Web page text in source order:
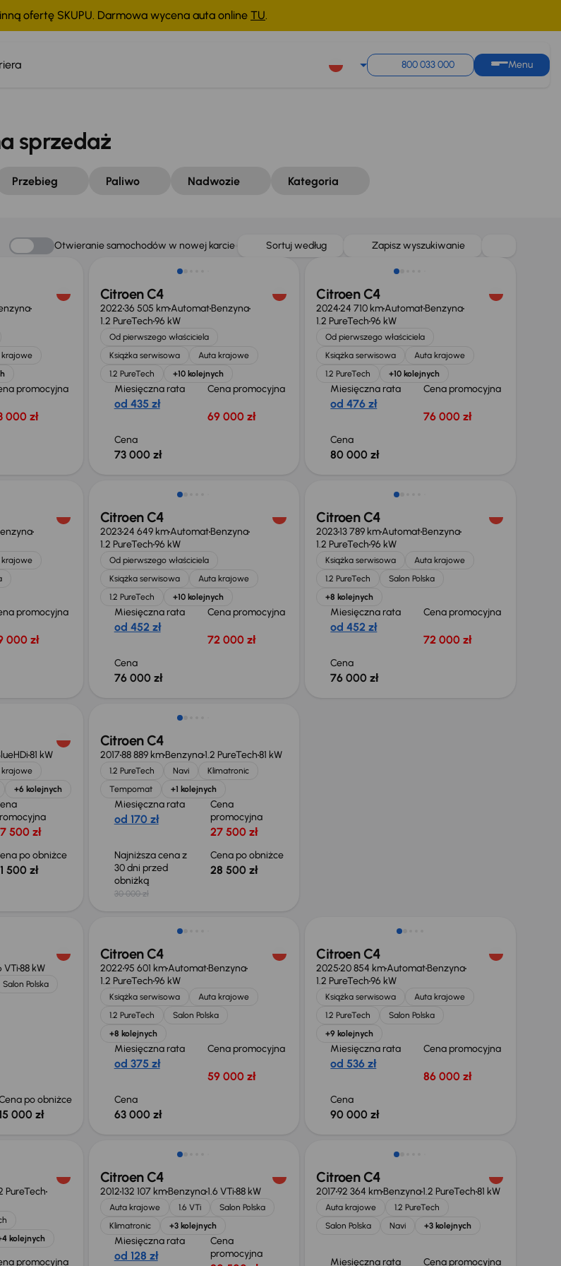
ofertę SKUPU. Darmowa wycena auta online TU.
800 033 000 Menu
sprzedaż
Przebieg Paliwo Nadwozie Kategoria
Otwieranie samochodów w nowej karcie Sortuj według Zapisz wyszukiwanie
krajowe
promocyjna
000 zł
Od nowego taniej o 48 999 zł
Citroen C4
202236 505 kmAutomatBenzyna
1.2 PureTech96 kW
Od pierwszego właściciela
Książka serwisowa
Auta krajowe
1.2 PureTech
+10 kolejnych
Miesięczna rata
od 435 zł
Cena promocyjna
69 000 zł
Cena
73 000 zł
Od nowego taniej o 19 999 zł
Citroen C4
202424 710 kmAutomatBenzyna
1.2 PureTech96 kW
Od pierwszego właściciela
Książka serwisowa
Auta krajowe
1.2 PureTech
+10 kolejnych
Miesięczna rata
od 476 zł
Cena promocyjna
76 000 zł
Cena
80 000 zł
krajowe
promocyjna
000 zł
Citroen C4
202324 649 kmAutomatBenzyna
1.2 PureTech96 kW
Od pierwszego właściciela
Książka serwisowa
Auta krajowe
1.2 PureTech
+10 kolejnych
Miesięczna rata
od 452 zł
Cena promocyjna
72 000 zł
Cena
76 000 zł
Citroen C4
202313 789 kmAutomatBenzyna
1.2 PureTech96 kW
Książka serwisowa
Auta krajowe
1.2 PureTech
Salon Polska
+8 kolejnych
Miesięczna rata
od 452 zł
Cena promocyjna
72 000 zł
Cena
76 000 zł
81 kW
krajowe
+6 kolejnych
500 zł
po obniżce
500 zł
Taniej o 1 500 zł
Citroen C4
201788 889 kmBenzyna1.2 PureTech81 kW
1.2 PureTech Navi
Klimatronic
Tempomat
+1 kolejnych
Miesięczna rata
od 170 zł
Cena
promocyjna
27 500 zł
Najniższa cena z
30 dni przed
obniżką
30 000 zł
Cena po obniżce
28 500 zł
VTi88 kW
Salon Polska
po obniżce
000 zł
Citroen C4
202295 601 kmAutomatBenzyna
1.2 PureTech96 kW
Książka serwisowa
Auta krajowe
1.2 PureTech
Salon Polska
+8 kolejnych
Miesięczna rata
od 375 zł
Cena promocyjna
59 000 zł
Cena
63 000 zł
Citroen C4
202520 854 kmAutomatBenzyna
1.2 PureTech96 kW
Książka serwisowa
Auta krajowe
1.2 PureTech
Salon Polska
+9 kolejnych
Miesięczna rata
od 536 zł
Cena promocyjna
86 000 zł
Cena
90 000 zł
PureTech
kolejnych
promocyjna
Taniej o 1 000 zł
Citroen C4
2012132 107 kmBenzyna1.6 VTi88 kW
Auta krajowe 1.6 VTi
Salon Polska
Klimatronic
+3 kolejnych
Miesięczna rata
od 128 zł
Cena
promocyjna
Citroen C4
201792 364 kmBenzyna1.2 PureTech81 kW
Auta krajowe
1.2 PureTech
Salon Polska
Navi +3 kolejnych
Miesięczna rata Cena promocyjna